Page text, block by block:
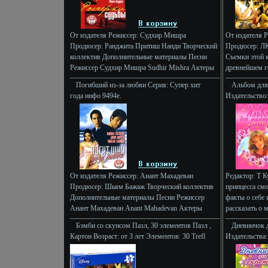
великолепные красочные иллюстрации,
помогающие представить внешний вид этих
дреблмнщвних рептилий Издание предназначено
для детей старшего дошкольного и младшего
школьного возраста Автор Сэм Тэплин Sam
Taplin.
От издателя Режиссер: Судхир Мишра
Продюсер: Ранджита Притиш Нанди Творческий
коллектив Дополнительные материалы Песни
Режиссер Судхир Мишра Sudhir Mishra Актеры
(показать всех актеров) Кай Каэицбай Менон Kay
Kay Menon Читрангада Сингх Chitrangada Singh
Шини Ахуджа Shiney Ahuja.
Погибший из-за любви Серия: Супер хит
года инфо 9494e.
От издателя Режиссер: Анант Махадеван
Продюсер: Шьям Бажаж Творческий коллектив
Дополнительные материалы Песни Режиссер
Анант Махадеван Anant Mahadevan Актеры
(показать всех актеров) Удита Гоаэицгсвами
Udita Goswami Эмран Хашми Emraan Hashmi
Суреш Менон Suresh Menon.
Бэмби со скунсом Пазл, 30 элементов Пазл ,
Картон Возраст: от 3 лет Элементов: 30 Trefl
Упаковка: Коробка Не рекомендуется детям до
От издателя
Продюсер:
Съемки этой
древнейшем
Панкадж
(показать
Urmila
Димпл
Альбом для
128 стр
Формат:
Редактор: Т
принцесса
факты о себе
рассказать
любимцев,
лучшими
дневник
принцесса
советы, как
Дневничок
Твердый
050196-0,